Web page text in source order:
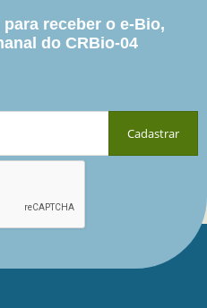
receber o e-Bio,
do CRBio-04